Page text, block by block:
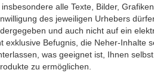
alle Texte, Bilder,
des jeweiligen Urhebers
und auch nicht auf ein
exklusive Befugnis, die Neher-Inhalte
was geeignet ist, Ihnen
zu ermöglichen.